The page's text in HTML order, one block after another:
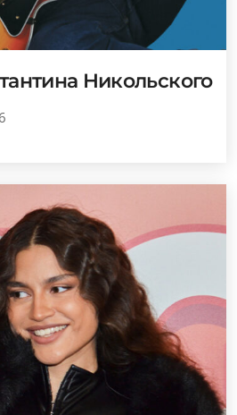
Никольского